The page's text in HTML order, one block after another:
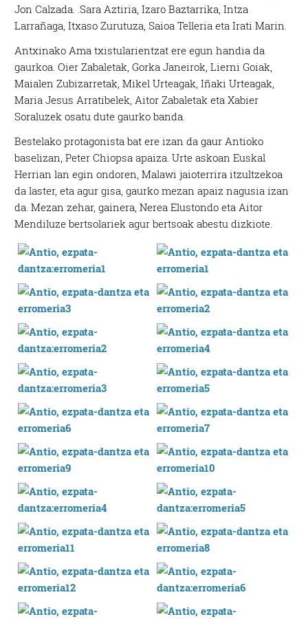
Jon Calzada. .Sara Aztiria, Izaro Baztarrika, Intza
Larrañaga, Itxaso Zurutuza, Saioa Telleria eta Irati Marin.
Antxinako Ama txistularientzat ere egun handia da
gaurkoa. Oier Zabaletak, Gorka Janeirok, Lierni Goiak,
Maialen Zubizarretak, Mikel Urteagak, Iñaki Urteagak,
Maria Jesus Arratibelek, Aitor Zabaletak eta Xabier
Soraluzek osatu dute gaurko banda.
Bestelako protagonista bat ere izan da gaur Antioko
baselizan, Peter Chiopsa apaiza. Urte askoan Euskal
Herrian lan egin ondoren, Malawi jaioterrira itzultzekoa
da laster, eta agur gisa, gaurko mezan apaiz nagusia izan
da. Mezan zehar, gainera, Nerea Elustondo eta Aitor
Mendiluze bertsolariek agur bertsoak abestu dizkiote.